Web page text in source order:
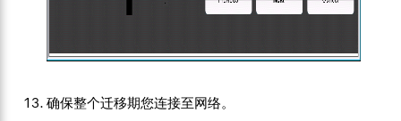
确保整个迁移期您连接至网络。